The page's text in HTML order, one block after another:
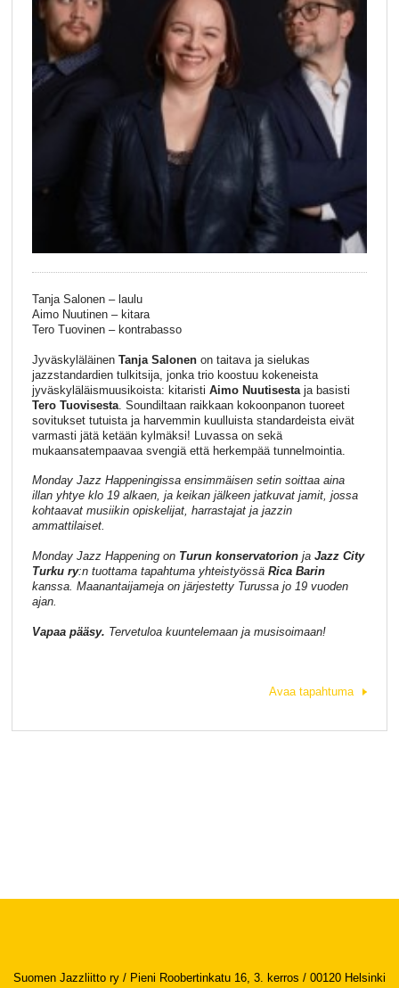
Tanja Salonen – laulu
Aimo Nuutinen – kitara
Tero Tuovinen – kontrabasso
Jyväskyläläinen Tanja Salonenon taitava ja sielukas
jazzstandardien tulkitsija, jonka trio koostuu kokeneista
jyväskyläläismuusikoista: kitaristi Aimo Nuutisestaja basisti
Tero Tuovisesta. Soundiltaan raikkaan kokoonpanon tuoreet
sovitukset tutuista ja harvemmin kuulluista standardeista eivät
varmasti jätä ketään kylmäksi! Luvassa on sekä
mukaansatempaavaa svengiä että herkempää tunnelmointia.
Monday Jazz Happeningissa ensimmäisen setin soittaa aina
illan yhtye klo 19 alkaen, ja keikan jälkeen jatkuvat jamit, jossa
kohtaavat musiikin opiskelijat, harrastajat ja jazzin
ammattilaiset.
Monday Jazz Happening on Turun konservatorion ja Jazz City
Turku ry:n tuottama tapahtuma yhteistyössä Rica Barin
kanssa. Maanantaijameja on järjestetty Turussa jo 19 vuoden
ajan.
Vapaa pääsy. Tervetuloa kuuntelemaan ja musisoimaan!
Avaa tapahtuma
Suomen Jazzliitto ry / Pieni Roobertinkatu 16, 3. kerros / 00120 Helsinki